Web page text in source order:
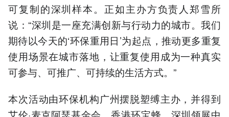
可复制的深圳样本。正如主办方负责人郑雪所
说：“深圳是一座充满创新与行动力的城市。我们
期待以今天的‘环保重用日’为起点，推动更多重复
使用场景在城市落地，让重复使用成为一种真实
可参与、可推广、可持续的生活方式。”
本次活动由环保机构广州摆脱塑缚主办，并得到